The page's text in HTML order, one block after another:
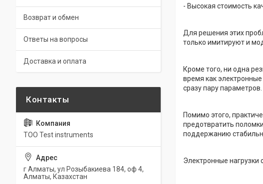
- Высокая стоимость
Для решения этих
только имитируют и
Кроме того, ни одна
время как
сразу пару параметров.
Помимо этого,
предотвратить
поддержанию
Электронные нагрузки
Возврат и обмен
Ответы на вопросы
Доставка и оплата
ТОО Test instruments
г Алматы, ул Розыбакиева 184, оф 4,
Алматы, Казахстан